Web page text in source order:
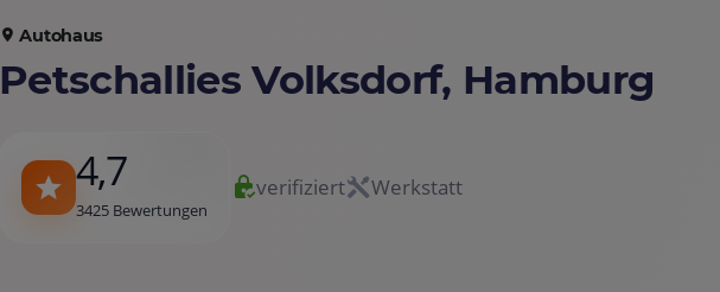
Autohaus
Petschallies Volksdorf, Hamburg
4,7
3425 Bewertungen
verifiziert Werkstatt